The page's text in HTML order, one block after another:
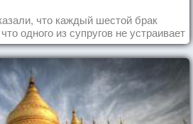
что каждый шестой брак
одного из супругов не устраивает
выпала ему в семье.